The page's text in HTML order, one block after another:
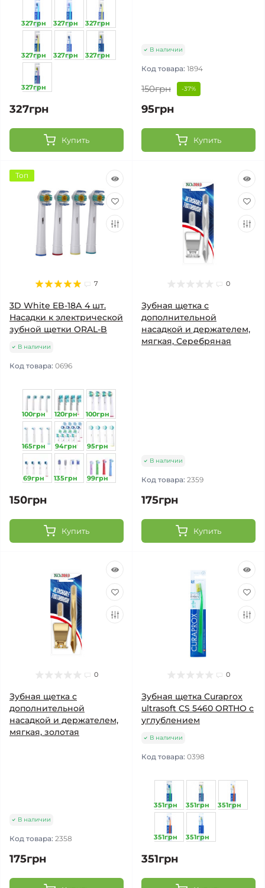
327грн 327грн 327грн
327грн 327грн 327грн
327грн
327грн
Купить
В наличии
Код товара: 1894
150грн -37%
95грн
Купить
Топ
7
3D White EB-18А 4 шт.
Насадки к электрической
зубной щетки ORAL-B
В наличии
Код товара: 0696
100грн 120грн 100грн
165грн 94грн 95грн
69грн 135грн 99грн
150грн
Купить
0
Зубная щетка с
дополнительной
насадкой и держателем,
мягкая, Серебряная
В наличии
Код товара: 2359
175грн
Купить
0
Зубная щетка с
дополнительной
насадкой и держателем,
мягкая, золотая
В наличии
Код товара: 2358
175грн
0
Зубная щетка Curaprox
ultrasoft CS 5460 ORTHO с
углублением
В наличии
Код товара: 0398
351грн 351грн 351грн
351грн 351грн
351грн